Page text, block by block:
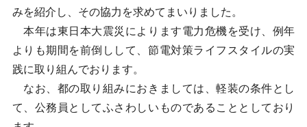
みを紹介し、その協力を求めてまいりました。
本年は東日本大震災によります電力危機を受け、例年
よりも期間を前倒しして、節電対策ライフスタイルの実
践に取り組んでおります。
なお、都の取り組みにおきましては、軽装の条件とし
て、公務員としてふさわしいものであることとしており